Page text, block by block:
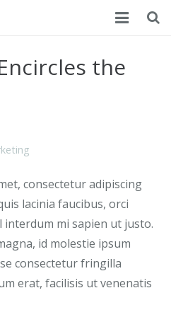
the
consectetur adipiscing
lacinia faucibus, orci
mi sapien ut justo.
id molestie ipsum
consectetur fringilla
erat, facilisis ut venenatis